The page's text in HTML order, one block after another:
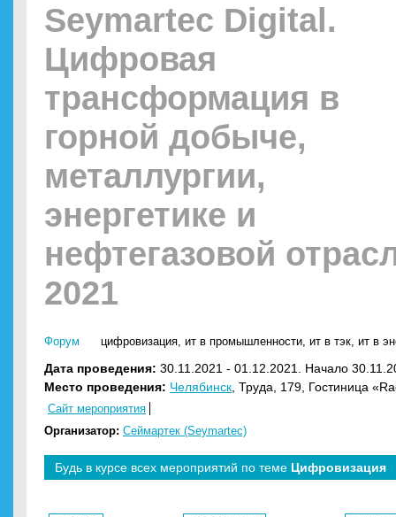
Seymartec Digital.
Цифровая
трансформация в
горной добыче,
металлургии,
энергетике и
нефтегазовой
2021
Форум цифровизация, ит в промышленности, ит в тэк, ит в
Дата проведения: 30.11.2021 - 01.12.2021. Начало
Место проведения: Челябинск , Труда, 179, Гостиница
Сайт мероприятия
Организатор: Сеймартек (Seymartec)
Будь в курсе всех мероприятий по теме Цифровизация